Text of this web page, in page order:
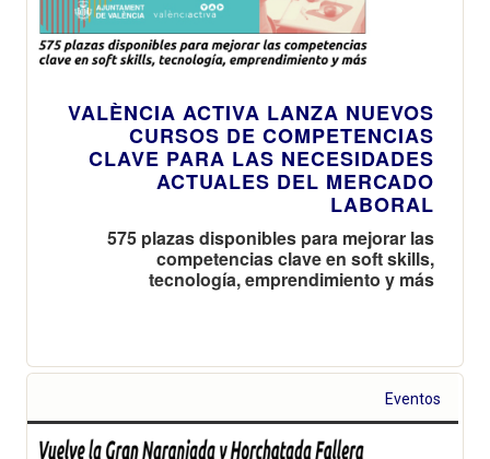
VALÈNCIA ACTIVA LANZA NUEVOS
CURSOS DE COMPETENCIAS
CLAVE PARA LAS NECESIDADES
ACTUALES DEL MERCADO
LABORAL
575 plazas disponibles para mejorar las
competencias clave en soft skills,
tecnología, emprendimiento y más
Eventos